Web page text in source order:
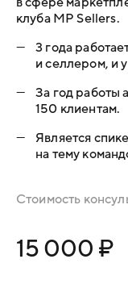
клуба MP Sellers.
—
3 года
и селлером, и
—
За год работы
150 клиентам.
—
Является
на тему
Стоимость
15 000 ₽